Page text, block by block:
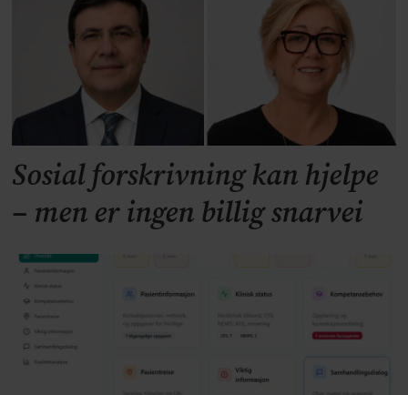
Sosial forskrivning kan hjelpe
– men er ingen billig snarvei